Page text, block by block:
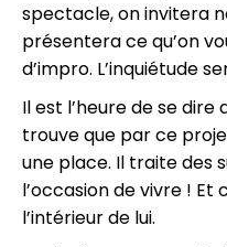
spectacle, on invitera
présentera ce qu’on
d’impro. L’inquiétude
Il est l’heure de se dire
trouve que par ce
une place. Il traite des
l’occasion de vivre ! Et
l’intérieur de lui.